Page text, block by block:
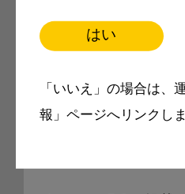
はい
「いいえ」の場合は、
報」ページへリンクしま
Internet DOに
製品価格